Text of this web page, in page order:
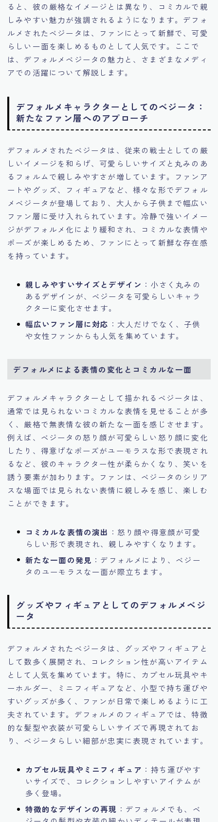
ると、彼の厳格なイメージとは異なり、コミカルで親
しみやすい魅力が強調されるようになります。デフォ
ルメされたベジータは、ファンにとって新鮮で、可愛
らしい一面を楽しめるものとして人気です。ここで
は、デフォルメベジータの魅力と、さまざまなメディ
アでの活躍について解説します。
デフォルメキャラクターとしてのベジータ：
新たなファン層へのアプローチ
デフォルメされたベジータは、従来の戦士としての厳
しいイメージを和らげ、可愛らしいサイズと丸みのあ
るフォルムで親しみやすさが増しています。ファンア
ートやグッズ、フィギュアなど、様々な形でデフォル
メベジータが登場しており、大人から子供まで幅広い
ファン層に受け入れられています。冷静で強いイメー
ジがデフォルメ化により緩和され、コミカルな表情や
ポーズが楽しめるため、ファンにとって新鮮な存在感
を持っています。
親しみやすいサイズとデザイン ：小さく丸みの
あるデザインが、ベジータを可愛らしいキャラ
クターに変化させます。
幅広いファン層に対応 ：大人だけでなく、子供
や女性ファンからも人気を集めています。
デフォルメによる表情の変化とコミカルな一面
デフォルメキャラクターとして描かれるベジータは、
通常では見られないコミカルな表情を見せることが多
く、厳格で無表情な彼の新たな一面を感じさせます。
例えば、ベジータの怒り顔が可愛らしい怒り顔に変化
したり、得意げなポーズがユーモラスな形で表現され
るなど、彼のキャラクター性が柔らかくなり、笑いを
誘う要素が加わります。ファンは、ベジータのシリア
スな場面では見られない表情に親しみを感じ、楽しむ
ことができます。
コミカルな表情の演出 ：怒り顔や得意顔が可愛
らしい形で表現され、親しみやすくなります。
新たな一面の発見 ：デフォルメにより、ベジー
タのユーモラスな一面が際立ちます。
グッズやフィギュアとしてのデフォルメベジ
ータ
デフォルメされたベジータは、グッズやフィギュアと
して数多く展開され、コレクション性が高いアイテム
として人気を集めています。特に、カプセル玩具やキ
ーホルダー、ミニフィギュアなど、小型で持ち運びや
すいグッズが多く、ファンが日常で楽しめるように工
夫されています。デフォルメのフィギュアでは、特徴
的な髪型や衣装が可愛らしいサイズで再現されてお
り、ベジータらしい細部が忠実に表現されています。
カプセル玩具やミニフィギュア ：持ち運びやす
いサイズで、コレクションしやすいアイテムが
多く登場。
特徴的なデザインの再現 ：デフォルメでも、ベ